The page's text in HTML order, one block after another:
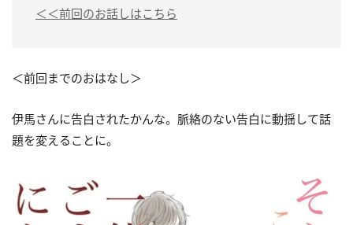
＜＜前回のお話しはこちら
＜前回までのおはなし＞
伊馬さんに告白されたかんな。脈絡のない告白に動揺して話
題を変えることに。